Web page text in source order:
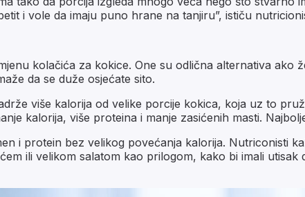
i vole da imaju puno hrane na tanjiru”, ističu
kolačića za kokice. One su odlična alternativa ako
da se duže osjećate sito.
više kalorija od velike porcije kokica, koja uz to
kalorija, više proteina i manje zasićenih masti.
i protein bez velikog povećanja kalorija. Nutriconisti
ili velikom salatom kao prilogom, kako bi imali